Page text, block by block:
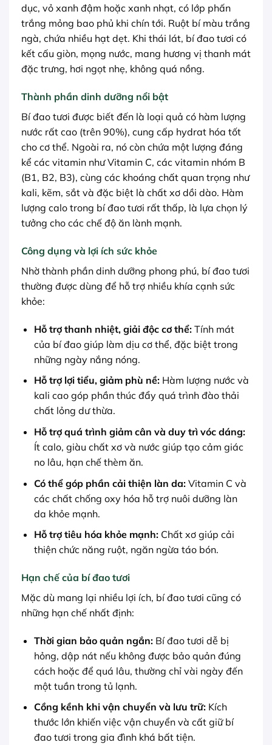
dục, vỏ xanh đậm hoặc xanh nhạt, có lớp phấn
trắng mỏng bao phủ khi chín tới. Ruột bí màu trắng
ngà, chứa nhiều hạt dẹt. Khi thái lát, bí đao tươi có
kết cấu giòn, mọng nước, mang hương vị thanh mát
đặc trưng, hơi ngọt nhẹ, không quá nồng.
Thành phần dinh dưỡng nổi bật
Bí đao tươi được biết đến là loại quả có hàm lượng
nước rất cao (trên 90%), cung cấp hydrat hóa tốt
cho cơ thể. Ngoài ra, nó còn chứa một lượng đáng
kể các vitamin như Vitamin C, các vitamin nhóm B
(B1, B2, B3), cùng các khoáng chất quan trọng như
kali, kẽm, sắt và đặc biệt là chất xơ dồi dào. Hàm
lượng calo trong bí đao tươi rất thấp, là lựa chọn lý
tưởng cho các chế độ ăn lành mạnh.
Công dụng và lợi ích sức khỏe
Nhờ thành phần dinh dưỡng phong phú, bí đao tươi
thường được dùng để hỗ trợ nhiều khía cạnh sức
khỏe:
Hỗ trợ thanh nhiệt, giải độc cơ thể:Tính mát
của bí đao giúp làm dịu cơ thể, đặc biệt trong
những ngày nắng nóng.
Hỗ trợ lợi tiểu, giảm phù nề:Hàm lượng nước và
kali cao góp phần thúc đẩy quá trình đào thải
chất lỏng dư thừa.
Hỗ trợ quá trình giảm cân và duy trì vóc dáng:
Ít calo, giàu chất xơ và nước giúp tạo cảm giác
no lâu, hạn chế thèm ăn.
Có thể góp phần cải thiện làn da:Vitamin C và
các chất chống oxy hóa hỗ trợ nuôi dưỡng làn
da khỏe mạnh.
Hỗ trợ tiêu hóa khỏe mạnh:Chất xơ giúp cải
thiện chức năng ruột, ngăn ngừa táo bón.
Hạn chế của bí đao tươi
Mặc dù mang lại nhiều lợi ích, bí đao tươi cũng có
những hạn chế nhất định:
Thời gian bảo quản ngắn:Bí đao tươi dễ bị
hỏng, dập nát nếu không được bảo quản đúng
cách hoặc để quá lâu, thường chỉ vài ngày đến
một tuần trong tủ lạnh.
Cồng kềnh khi vận chuyển và lưu trữ:Kích
thước lớn khiến việc vận chuyển và cất giữ bí
đao tươi trong gia đình khá bất tiện.